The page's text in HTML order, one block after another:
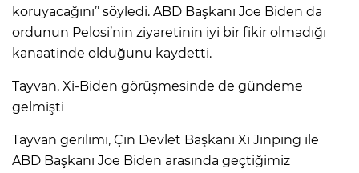
koruyacağını’’ söyledi. ABD Başkanı Joe Biden da
ordunun Pelosi’nin ziyaretinin iyi bir fikir olmadığı
kanaatinde olduğunu kaydetti.
Tayvan, Xi-Biden görüşmesinde de gündeme
gelmişti
Tayvan gerilimi, Çin Devlet Başkanı Xi Jinping ile
ABD Başkanı Joe Biden arasında geçtiğimiz